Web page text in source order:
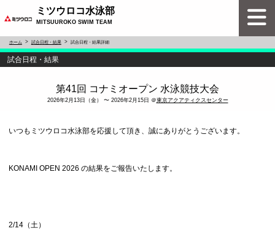
ミツウロコ水泳部
MITSUUROKO SWIM TEAM
ホーム 試合日程・結果 試合日程・結果詳細
試合日程・結果
第41回 コナミオープン 水泳競技大会
2026年2月13日（金） 〜 2026年2月15日 ＠東京アクアティクスセンター
いつもミツウロコ水泳部を応援して頂き、誠にありがとうございます。
KONAMI OPEN 2026 の結果をご報告いたします。
2/14（土）